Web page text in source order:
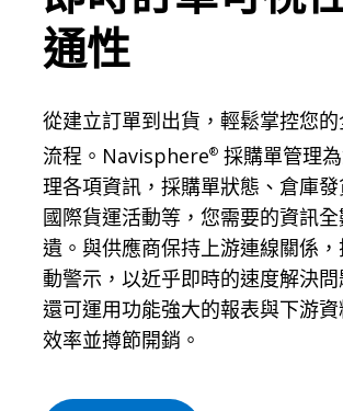
通性
從建立訂單到出貨，輕鬆掌控您
流程。Navisphere® 採購單管理
理各項資訊，採購單狀態、倉庫
國際貨運活動等，您需要的資訊
遺。與供應商保持上游連線關係
動警示，以近乎即時的速度解決問
還可運用功能強大的報表與下游
效率並撙節開銷。